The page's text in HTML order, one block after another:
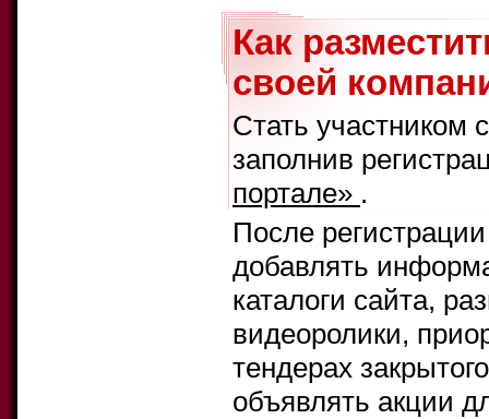
Как
своей
Стать участником
заполнив
портале» .
После
добавлять
каталоги сайта,
видеоролики,
тендерах
объявлять акции